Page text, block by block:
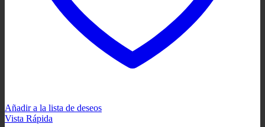
Añadir a la lista de deseos
Vista Rápida